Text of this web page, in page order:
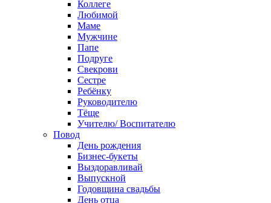
Коллеге
Любимой
Маме
Мужчине
Папе
Подруге
Свекрови
Сестре
Ребёнку
Руководителю
Тёще
Учителю/ Воспитателю
Повод
День рождения
Бизнес-букеты
Выздоравливай
Выпускной
Годовщина свадьбы
День отца